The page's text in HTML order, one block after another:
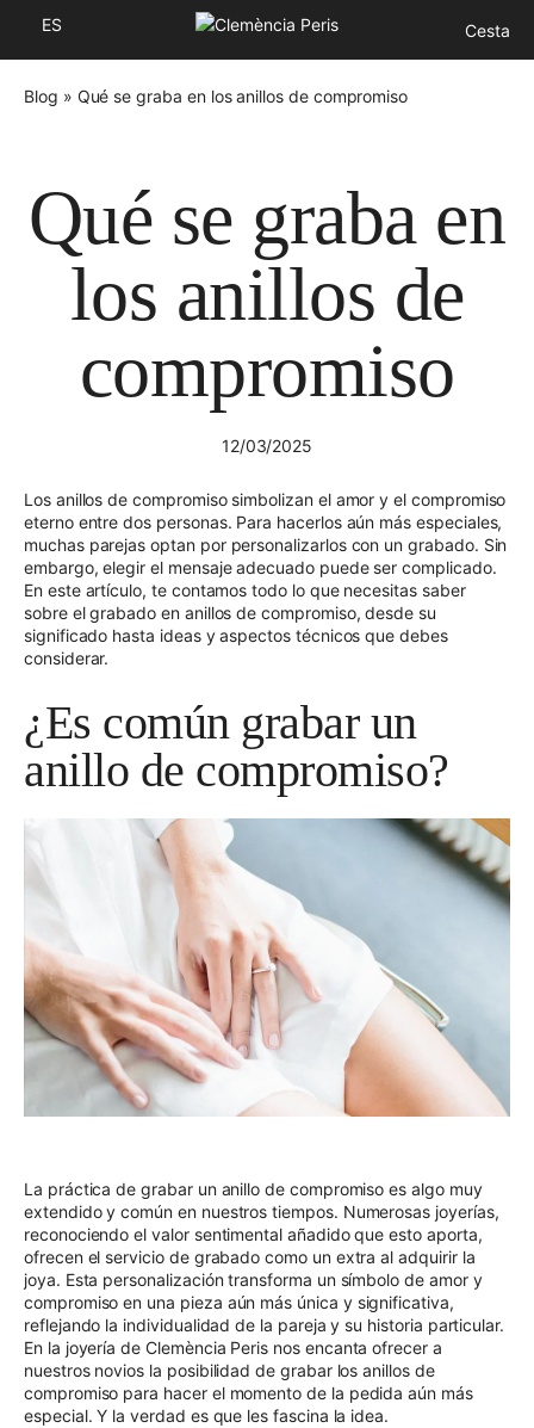
ES Cesta
Blog » Qué se graba en los anillos de compromiso
Qué se graba en
los anillos de
compromiso
12/03/2025
Los anillos de compromiso simbolizan el amor y el compromiso
eterno entre dos personas. Para hacerlos aún más especiales,
muchas parejas optan por personalizarlos con un grabado. Sin
embargo, elegir el mensaje adecuado puede ser complicado.
En este artículo, te contamos todo lo que necesitas saber
sobre el grabado en anillos de compromiso, desde su
significado hasta ideas y aspectos técnicos que debes
considerar.
¿Es común grabar un
anillo de compromiso?
La práctica de grabar un anillo de compromiso es algo muy
extendido y común en nuestros tiempos. Numerosas joyerías,
reconociendo el valor sentimental añadido que esto aporta,
ofrecen el servicio de grabado como un extra al adquirir la
joya. Esta personalización transforma un símbolo de amor y
compromiso en una pieza aún más única y significativa,
reflejando la individualidad de la pareja y su historia particular.
En la joyería de Clemència Peris nos encanta ofrecer a
nuestros novios la posibilidad de grabar losanillos de
compromiso para hacer el momento de la pedida aún más
especial. Y la verdad es que les fascina la idea.